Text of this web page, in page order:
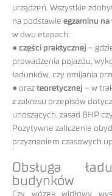
urządzeń. Wszystkie
na podstawie egzaminu na
w dwu etapach:
● części praktycznej –
prowadzenia pojazdu,
ładunków, czy omijania
● oraz teoretycznej – w
z zakresu przepisów
unoszących, zasad BHP
Pozytywne zaliczenie
przyznaniem czasowych
Obsługa
budynków
Czy wózek widłowy